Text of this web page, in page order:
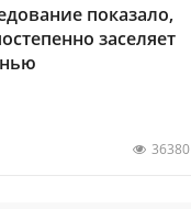
показало,
заселяет
36380